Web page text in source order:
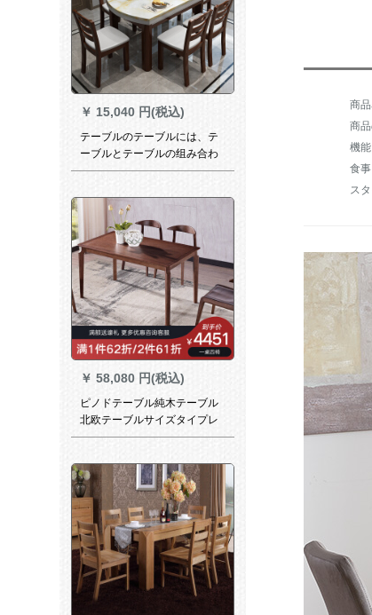
￥ 15,040 円(税込)
テーブルのテーブルには、テ
ーブルとテーブルの组み合わ
せが伸縮したものがありま
￥ 58,080 円(税込)
ピノドテーブル純木テーブル
北欧テーブルサイズタイプレ
ストラン長方形の食事テーブ
入ホワイトワックス木胡桃色
の簡易正方形テーブル一つの
テーブル四つの椅子。
商
機
食
ス